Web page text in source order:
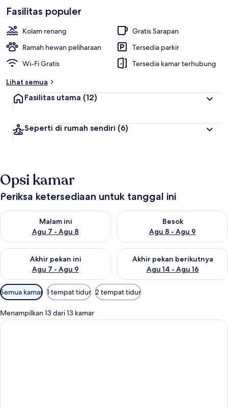
Fasilitas populer
Kolam renang
Gratis Sarapan
Ramah hewan peliharaan
Tersedia parkir
Wi-Fi Gratis
Tersedia kamar terhubung
Lihat semua
Fasilitas utama (12)
Seperti di rumah sendiri (6)
Opsi kamar
Periksa ketersediaan untuk tanggal ini
Malam ini
Agu 7 - Agu 8
Periksa ketersediaan untuk malam ini Agu 7 - Agu 8
Besok
Agu 8 - Agu 9
Periksa ketersediaan untuk
Akhir pekan ini
Agu 7 - Agu 9
Periksa ketersediaan untuk akhir pekan ini Agu 7 - Agu 9
Akhir pekan berikutnya
Agu 14 - Agu 16
Periksa ketersediaan untuk
Filter
tersedia
untuk
kamar
Semua kamar 1 tempat tidur 2 tempat tidur
Menampilkan 13 dari 13 kamar